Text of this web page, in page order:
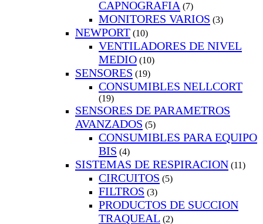
CAPNOGRAFIA (7)
MONITORES VARIOS (3)
NEWPORT (10)
VENTILADORES DE NIVEL
MEDIO (10)
SENSORES (19)
CONSUMIBLES NELLCORT
(19)
SENSORES DE PARAMETROS
AVANZADOS (5)
CONSUMIBLES PARA EQUIPO
BIS (4)
SISTEMAS DE RESPIRACION (11)
CIRCUITOS (5)
FILTROS (3)
PRODUCTOS DE SUCCION
TRAQUEAL (2)